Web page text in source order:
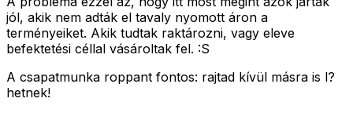
jól, akik nem adták el tavaly nyomott áron a
terményeiket. Akik tudtak raktározni, vagy eleve
befektetési céllal vásároltak fel. :S
A csapatmunka roppant fontos: rajtad kívül másra is l?
hetnek!